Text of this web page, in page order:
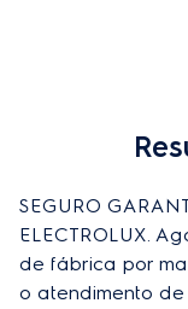
SEGURO
ELECTROLUX.
de fábrica por
o atendimento